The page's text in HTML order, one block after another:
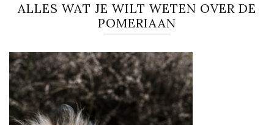
ALLES WAT JE WILT WETEN OVER DE
POMERIAAN